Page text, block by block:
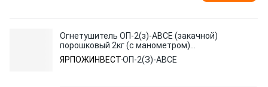
Огнетушитель ОП-2(з)-ABCE (закачной)
порошковый 2кг (с манометром)
ЯРПОЖИНВЕСТ ABCE Рос
ЯРПОЖИНВЕСТОП-2(З)-ABCE